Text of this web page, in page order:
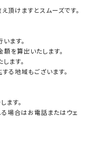
頂けますとスムーズです。
ます。
を算出いたします。
ます。
る地域もございます。
ます。
場合はお電話またはウェ